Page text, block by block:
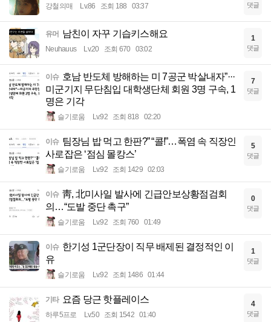
강철의매 Lv.86 조회 188 03:37 댓글
유머 남친이 자꾸 기습키스해요
Neuhauus Lv.20 조회 670 03:02
1
댓글
이슈 호남 반도체 방해하는 미 7공군 박살내자”···
미군기지 무단침입 대학생단체 회원 3명 구속, 1
명은 기각
슬기로움 Lv.92 조회 818 02:20
7
댓글
이슈 팀장님 밥 먹고 한판?” “콜!”…폭염 속 직장인
사로잡은 ‘점심 몰캉스’
슬기로움 Lv.92 조회 1429 02:03
5
댓글
이슈 靑, 北미사일 발사에 긴급안보상황점검회
의…“도발 중단 촉구”
슬기로움 Lv.92 조회 760 01:49
0
댓글
이슈 한기성 1군단장이 직무 배제된 결정적인 이
유
슬기로움 Lv.92 조회 1486 01:44
1
댓글
기타 요즘 당근 핫플레이스
하루5프로 Lv.50 조회 1542 01:40
4
댓글